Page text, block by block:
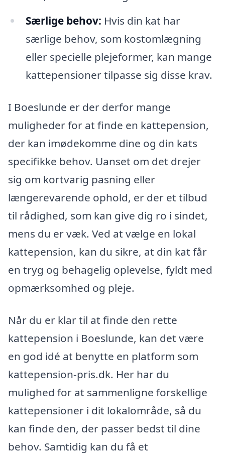
Særlige behov: Hvis din kat har
særlige behov, som kostomlægning
eller specielle plejeformer, kan mange
kattepensioner tilpasse sig disse krav.
I Boeslunde er der derfor mange
muligheder for at finde en kattepension,
der kan imødekomme dine og din kats
specifikke behov. Uanset om det drejer
sig om kortvarig pasning eller
længerevarende ophold, er der et tilbud
til rådighed, som kan give dig ro i sindet,
mens du er væk. Ved at vælge en lokal
kattepension, kan du sikre, at din kat får
en tryg og behagelig oplevelse, fyldt med
opmærksomhed og pleje.
Når du er klar til at finde den rette
kattepension i Boeslunde, kan det være
en god idé at benytte en platform som
kattepension-pris.dk. Her har du
mulighed for at sammenligne forskellige
kattepensioner i dit lokalområde, så du
kan finde den, der passer bedst til dine
behov. Samtidig kan du få et